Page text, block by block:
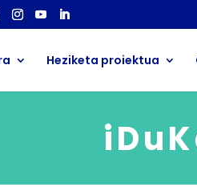
Heziketa proiektua